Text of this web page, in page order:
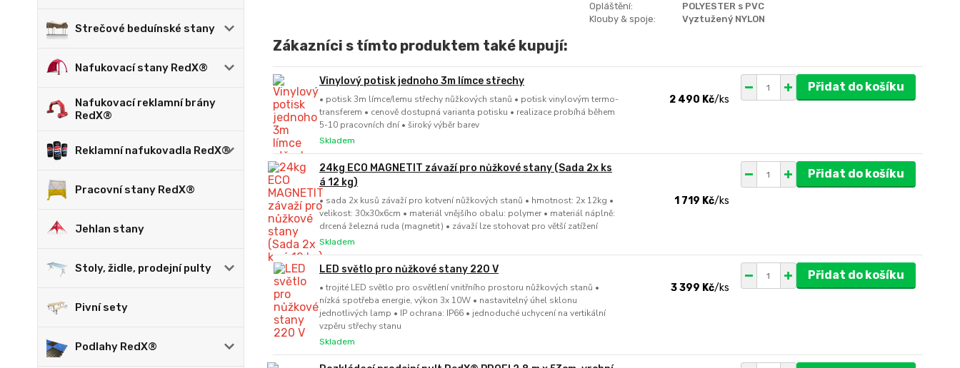
Strečové beduínské stany
Nafukovací stany RedX®
Nafukovací reklamní brány
RedX®
Reklamní nafukovadla RedX®
Pracovní stany RedX®
Jehlan stany
Stoly, židle, prodejní pulty
Pivní sety
Podlahy RedX®
Opláštění:
POLYESTER s PVC
Klouby & spoje:
Vyztužený NYLON
Zákazníci s tímto produktem také kupují:
Vinylový potisk jednoho 3m límce střechy
• potisk 3m límce/lemu střechy nůžkových stanů • potisk vinylovým termo-
transferem • cenově dostupná varianta potisku • realizace probíhá během
5-10 pracovních dní • široký výběr barev
2 490 Kč/ks
Skladem
Přidat do košíku
24kg ECO MAGNETIT závaží pro nůžkové stany (Sada 2x ks
á 12 kg)
• sada 2x kusů závaží pro kotvení nůžkových stanů • hmotnost: 2x 12kg •
velikost: 30x30x6cm • materiál vnějšího obalu: polymer • materiál náplně:
drcená železná ruda (magnetit) • závaží lze stohovat pro větší zatížení
1 719 Kč/ks
Skladem
Přidat do košíku
LED světlo pro nůžkové stany 220 V
• trojité LED světlo pro osvětlení vnitřního prostoru nůžkových stanů •
nízká spotřeba energie, výkon 3x 10W • nastavitelný úhel sklonu
jednotlivých lamp • IP ochrana: IP66 • jednoduché uchycení na vertikální
vzpěru střechy stanu
3 399 Kč/ks
Skladem
Přidat do košíku